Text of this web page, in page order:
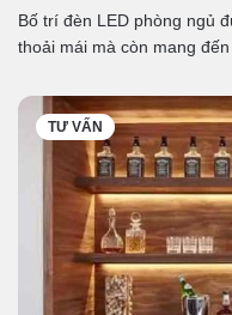
Bố trí đèn LED phòng ngủ
thoải mái mà còn mang đến
TƯ VẤN